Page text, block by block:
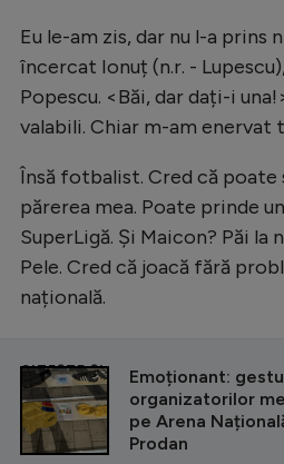
Eu le-am zis, dar nu l-a prins
încercat Ionuț (n.r. -
Popescu. <Băi, dar dați-i
valabili. Chiar m-am enervat
Însă fotbalist. Cred că poate
părerea mea. Poate prinde
SuperLigă. Și Maicon? Păi
Pele. Cred că joacă fără
națională.
CITEȘTE ȘI
Emoționant:
organizatorilor
pe Arena
Prodan